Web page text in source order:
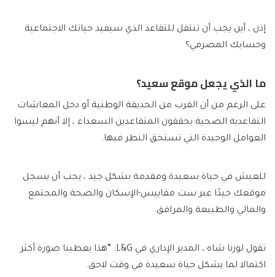
إذن ، أين يجب أن تنتقل للتقاعد الذي سيفيد حياتك الاجتماعية
وحسابك المصرفي؟
ما الذي يجعل موقع سعيد؟
على الرغم من أن القرب من الحديقة الوطنية أو دخل المعاشات
التقاعدية الصحية يحققون المتقاعدين السعداء ، إلا أنهم ليسوا
العوامل الوحيدة التي تستحق النظر فيها.
للعيش في حياة سعيدة ومقدمة بشكل جيد ، يجب أن يسجل
موقعك جيدًا عبر ست مقاييس-الإسكان والصحة والمجتمع
والمالي والطبيعة والمرافق.
تقول لورنا شاه ، المدير الإداري في L&G: “هذا يعطينا صورة أكثر
اكتمالا لما يشكل حياة سعيدة في وقت لاحق.